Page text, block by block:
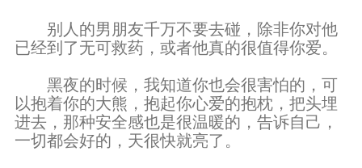
别人的男朋友千万不要去碰，除非你对他
已经到了无可救药，或者他真的很值得你爱。
黑夜的时候，我知道你也会很害怕的，可
以抱着你的大熊，抱起你心爱的抱枕，把头埋
进去，那种安全感也是很温暖的，告诉自己，
一切都会好的，天很快就亮了。